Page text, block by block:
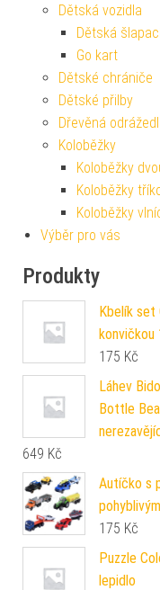
Dětská vozidla
Dětská
Go kart
Dětské chrániče
Dětské přilby
Dřevěná
Koloběžky
Koloběžky
Koloběžky
Koloběžky
Výběr pro vás
Produkty
Kbelík set
konvičkou
175 Kč
Láhev
Bottle
649 Kč
Autíčko s
175 Kč
Puzzle
lepidlo